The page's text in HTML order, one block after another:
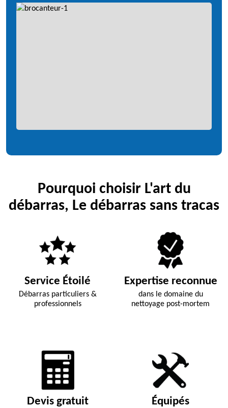
Pourquoi choisir L'art du
débarras, Le débarras sans tracas
Service Étoilé
Débarras particuliers &
professionnels
Expertise reconnue
dans le domaine du
nettoyage post-mortem
Devis gratuit Équipés